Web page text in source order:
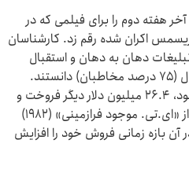
هفته دوم را برای فیلمی که در
از کریسمس اکران شده رقم زد. کارشناسان
دهان به دهان و استقبال
تماشاگران گروه سنی ۱۸ تا ۳۴ سال (۷۵ درصد مخاطبان) دانستند.
«وسوسه» در سومین آخر هفته خود، ۲۶.۴ میلیون دلار دیگر فروخت و
به اولین فیلم اکران گسترده پس از «ای.تی. موجود فرازمینی» (۱۹۸۲)
بازه زمانی فروش خود را افزایش